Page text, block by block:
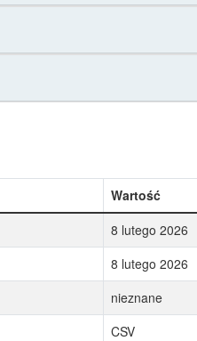
Wartość
8 lutego 2026
8 lutego 2026
nieznane
CSV